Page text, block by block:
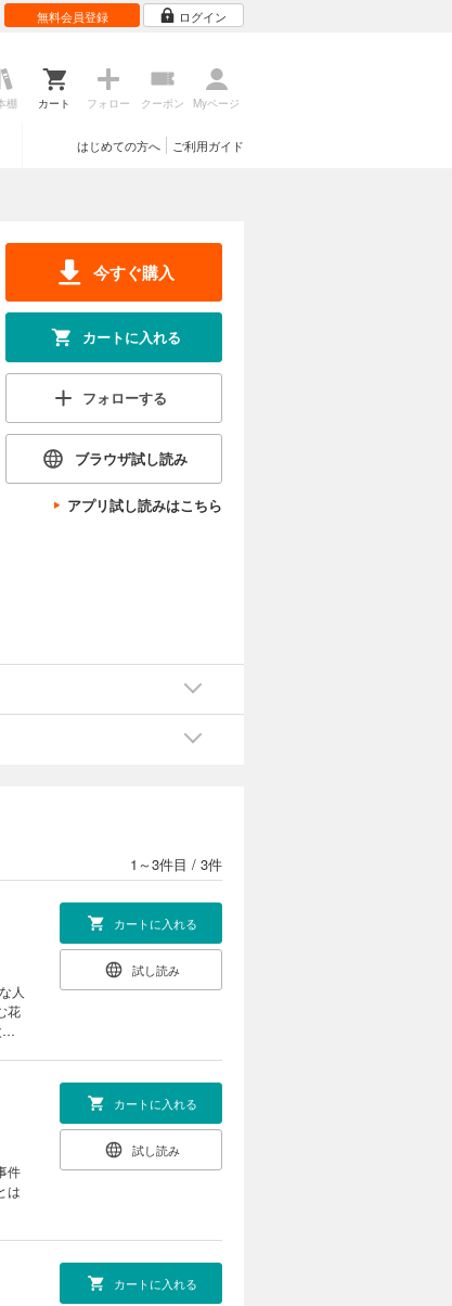
無料会員登録 ログイン
棚 カート フォロー クーポン Myページ
ご利用ガイド
はじめての方へ
今すぐ購入
カートに入れる
フォローする
ブラウザ試し読み
アプリ試し読みはこちら
1～3件目 / 3件
人
花
カートに入れる
試し読み
件
は
カートに入れる
試し読み
カートに入れる